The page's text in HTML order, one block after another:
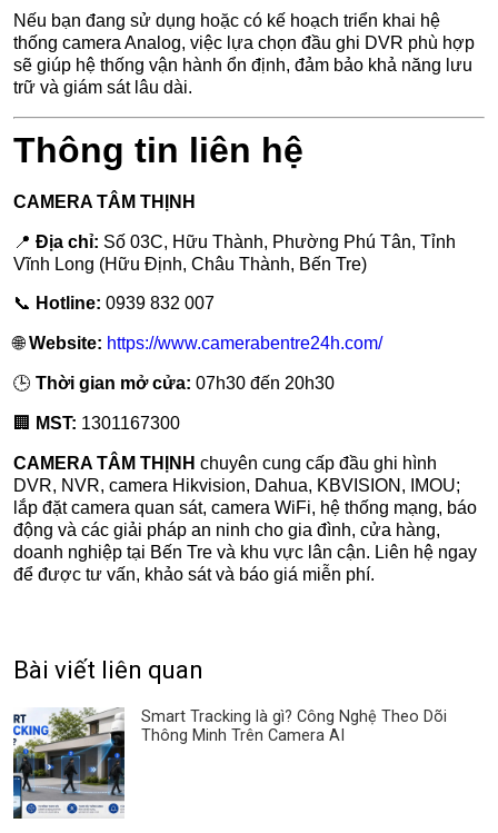
Nếu bạn đang sử dụng hoặc có kế hoạch triển khai hệ
thống camera Analog, việc lựa chọn đầu ghi DVR phù hợp
sẽ giúp hệ thống vận hành ổn định, đảm bảo khả năng lưu
trữ và giám sát lâu dài.
Thông tin liên hệ
CAMERA TÂM THỊNH
📍Địa chỉ: Số 03C, Hữu Thành, Phường Phú Tân, Tỉnh
Vĩnh Long (Hữu Định, Châu Thành, Bến Tre)
📞 Hotline: 0939 832 007
🌐Website: https://www.camerabentre24h.com/
🕒Thời gian mở cửa: 07h30 đến 20h30
🏢 MST: 1301167300
CAMERA TÂM THỊNH chuyên cung cấp đầu ghi hình
DVR, NVR, camera Hikvision, Dahua, KBVISION, IMOU;
lắp đặt camera quan sát, camera WiFi, hệ thống mạng, báo
động và các giải pháp an ninh cho gia đình, cửa hàng,
doanh nghiệp tại Bến Tre và khu vực lân cận. Liên hệ ngay
để được tư vấn, khảo sát và báo giá miễn phí.
Bài viết liên quan
Smart Tracking là gì? Công Nghệ Theo Dõi
Thông Minh Trên Camera AI